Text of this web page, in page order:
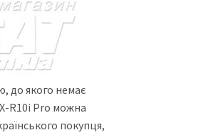
до якого немає
R10i Pro можна
покупця,